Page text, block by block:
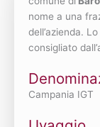
nome a una
dell’azienda.
consigliato
Campania IGT